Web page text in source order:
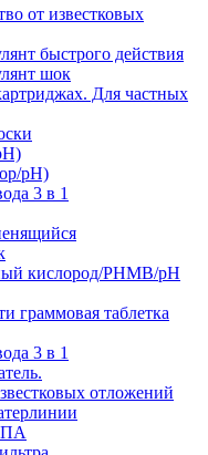
от известковых
быстрого действия
шок
Для частных
pH)
3 в 1
кислород/PHMB/pH
граммовая таблетка
3 в 1
отложений